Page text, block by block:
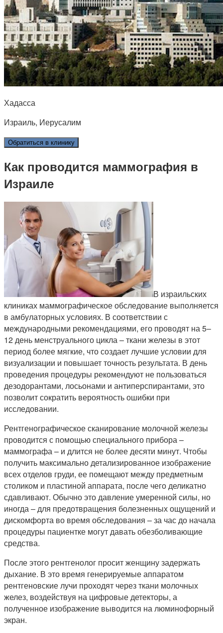
Хадасса
Израиль, Иерусалим
Обратиться в клинику
Как проводится маммография в
Израиле
В израильских
клиниках маммографическое обследование выполняется
в амбулаторных условиях. В соответствии с
международными рекомендациями, его проводят на 5–
12 день менструального цикла – ткани железы в этот
период более мягкие, что создает лучшие условии для
визуализации и повышает точность результата. В день
проведения процедуры рекомендуют не пользоваться
дезодорантами, лосьонами и антиперспирантами, это
позволит сократить вероятность ошибки при
исследовании.
Рентгенографическое сканирование молочной железы
проводится с помощью специального прибора –
маммографа – и длится не более десяти минут. Чтобы
получить максимально детализированное изображение
всех отделов груди, ее помещают между предметным
столиком и пластиной аппарата, после чего деликатно
сдавливают. Обычно это давление умеренной силы, но
иногда – для предотвращения болезненных ощущений и
дискомфорта во время обследования – за час до начала
процедуры пациентке могут давать обезболивающие
средства.
После этого рентгенолог просит женщину задержать
дыхание. В это время генерируемые аппаратом
рентгеновские лучи проходят через ткани молочных
желез, воздействуя на цифровые детекторы, а
полученное изображение выводится на люминофорный
экран.